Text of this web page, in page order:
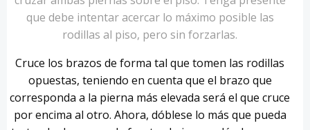
que debe intentar acercar lo máximo posible las
rodillas al piso, pero sin forzarlas.
Cruce los brazos de forma tal que tomen las rodillas
opuestas, teniendo en cuenta que el brazo que
corresponda a la pierna más elevada será el que cruce
por encima al otro. Ahora, dóblese lo más que pueda